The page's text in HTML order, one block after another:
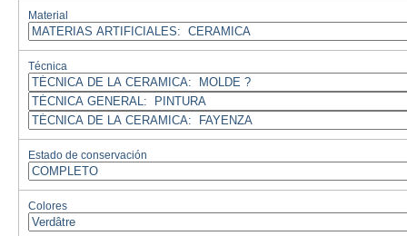
Material
Técnica
Estado de conservación
Colores